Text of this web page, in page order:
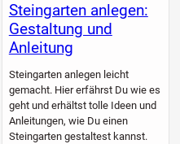
Steingarten anlegen:
Gestaltung und
Anleitung
Steingarten anlegen leicht
gemacht. Hier erfährst Du wie es
geht und erhältst tolle Ideen und
Anleitungen, wie Du einen
Steingarten gestaltest kannst.